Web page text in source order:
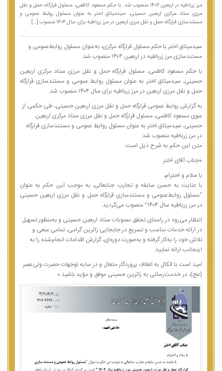
مرز زرباطیه در اربعین ۱۴۰۴ منصوب شد. با حکم مسعود کاظمی، مسئول قرارگاه حمل و نقل
مرزی ستاد مرکزی اربعین حسینی، سیدمیثاق اختر به عنوان مسئول روابط عمومی و
مستندسازی قرارگاه حمل و نقل مرزی اربعین در مرز زرباطیه برای سال ۱۴۰۴ منصوب […]
سیدمیثاق اختر با حکم مسئول قرارگاه مرکزی، به‌عنوان مسئول روابط‌عمومی و
مستندسازی مرز زرباطیه در اربعین ۱۴۰۴ منصوب شد.
با حکم مسعود کاظمی، مسئول قرارگاه حمل و نقل مرزی ستاد مرکزی اربعین
حسینی، سیدمیثاق اختر به عنوان مسئول روابط عمومی و مستندسازی قرارگاه
حمل و نقل مرزی اربعین در مرز زرباطیه برای سال ۱۴۰۴ منصوب شد.
به گزارش روابط عمومی قرارگاه حمل و نقل مرزی اربعین حسینی، طی حکمی از
سوی مسعود کاظمی، مسئول قرارگاه حمل و نقل مرزی ستاد مرکزی اربعین
حسینی، سیدمیثاق اختر به عنوان مسئول روابط ‌عمومی و مستندسازی قرارگاه
در مرز زرباطیه منصوب شد.
متن این حکم به شرح ذیل است:
«جناب آقای اختر
با سلام و احترام،
با عنایت به حسن سابقه و تجارب جنابعالی، به موجب این حکم به عنوان
“مسئول روابط‌عمومی و مستندسازی قرارگاه حمل و نقل مرزی اربعین حسینی
در مرز زرباطیه سال ۱۴۰۴” منصوب می‌گردید.
انتظار می‌رود در راستای تحقق مصوبات ستاد اربعین حسینی و به‌منظور تسهیل
در ارائه خدمات مناسب و تسریع در جابجایی زائرین گرامی، تمامی سعی و
تلاش خود را به‌کار گرفته و به‌صورت دوره‌ای، گزارش اقدامات انجام‌شده را به
اینجانب ارائه نمایید.
امید است با اتکال به الطاف پروردگار متعال و در سایه توجهات حضرت ولی‌عصر
(عج)، در خدمت‌رسانی به زائرین حسینی موفق و مؤید باشید.»